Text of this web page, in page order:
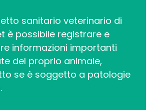
sanitario veterinario di
è possibile registrare e
informazioni importanti
del proprio animale,
se è soggetto a patologie